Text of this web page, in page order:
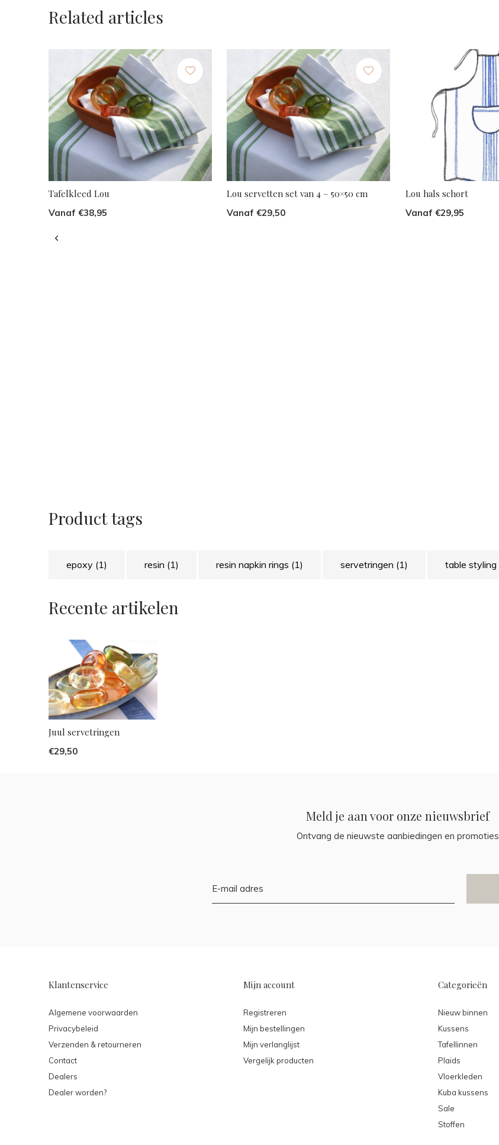
Related articles
Tafelkleed Lou
Vanaf €38,95
Lou servetten set van 4 – 50×50 cm
Vanaf €29,50
Lou hals schort
Vanaf €29,95
Product tags
epoxy (1) resin (1) resin napkin rings (1) servetringen (1) table styling
Recente artikelen
Juul servetringen
€29,50
Meld je aan voor onze nieuwsbrief
Ontvang de nieuwste aanbiedingen en promoties
Klantenservice
Algemene voorwaarden
Privacybeleid
Verzenden & retourneren
Contact
Dealers
Dealer worden?
Mijn account
Registreren
Mijn bestellingen
Mijn verlanglijst
Vergelijk producten
Categorieën
Nieuw binnen
Kussens
Tafellinnen
Plaids
Vloerkleden
Kuba kussens
Sale
Stoffen